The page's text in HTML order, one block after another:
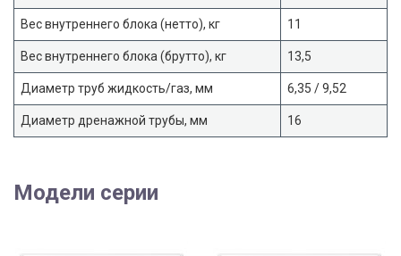
Вес внутреннего блока (нетто), кг 11
Вес внутреннего блока (брутто), кг 13,5
Диаметр труб жидкость/газ, мм 6,35 / 9,52
Диаметр дренажной трубы, мм 16
Модели серии